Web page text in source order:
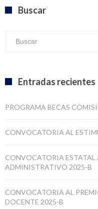
Buscar
Entradas recientes
PROGRAMA BECAS
CONVOCATORIA AL
CONVOCATORIA ESTATAL
ADMINISTRATIVO 2025-B
CONVOCATORIA AL
DOCENTE 2025-B